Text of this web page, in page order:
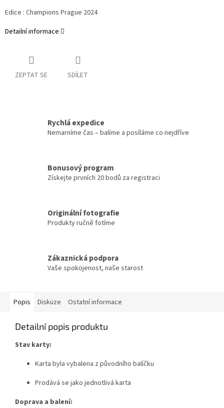
Edice : Champions Prague 2024
Detailní informace
ZEPTAT SE SDÍLET
Rychlá expedice
Nemarníme čas – balíme a posíláme co nejdříve
Bonusový program
Získejte prvních 20 bodů za registraci
Originální fotografie
Produkty ručně fotíme
Zákaznická podpora
Vaše spokojenost, naše starost
Popis Diskuze Ostatní informace
Detailní popis produktu
Stav karty:
Karta byla vybalena z původního balíčku
Prodává se jako jednotlivá karta
Doprava a balení: